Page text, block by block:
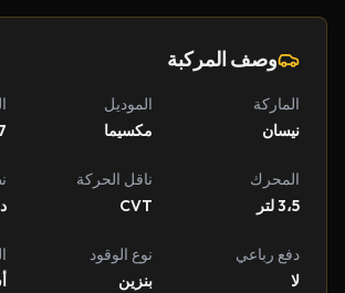
وصف المركبة
الماركة
نيسان
الموديل
مكسيما
المحرك
3،5 لتر
ناقل الحركة
CVT
دفع رباعي
لا
نوع الوقود
بنزين